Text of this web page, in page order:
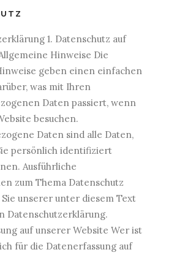
1. Datenschutz auf
Hinweise Die
geben einen einfachen
was mit Ihren
Daten passiert, wenn
besuchen.
Daten sind alle Daten,
persönlich identifiziert
Ausführliche
zum Thema Datenschutz
unserer unter diesem Text
Datenschutzerklärung.
auf unserer Website Wer ist
für die Datenerfassung auf